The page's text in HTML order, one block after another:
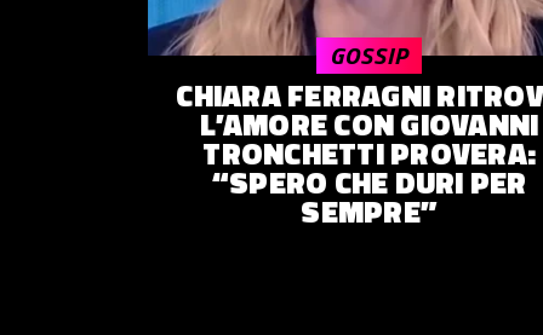
© 2014–2026 Trash Italiano- Tutti i diritti riservati.
C.F./P.IVA 15477041006 - Capitale sociale €10.000,00 i.v.
CHIARA FERRAGNI
L’AMORE CON GIOVANNI
TRONCHETTI PROVERA:
“SPERO CHE DURI PER
SEMPRE”
GOSSIP